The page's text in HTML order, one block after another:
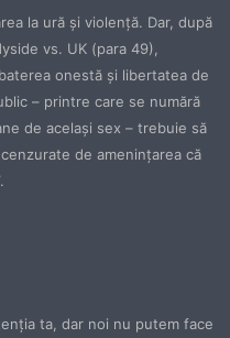
la ură şi violenţă. Dar, după
vs. UK (para 49),
onestă şi libertatea de
– printre care se numără
de acelaşi sex – trebuie să
de ameninţarea că
ta, dar noi nu putem face